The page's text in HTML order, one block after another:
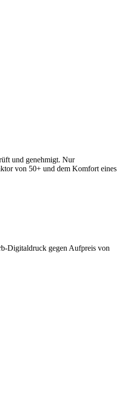
und genehmigt. Nur
von 50+ und dem Komfort eines
Digitaldruck gegen Aufpreis von